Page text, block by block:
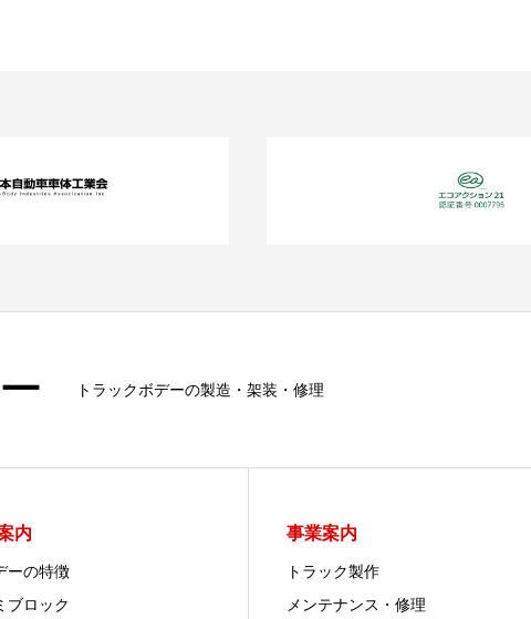
トラックボデーの製造・架装・修理
内
ーの特徴
ブロック
事業案内
トラック製作
メンテナンス・修理